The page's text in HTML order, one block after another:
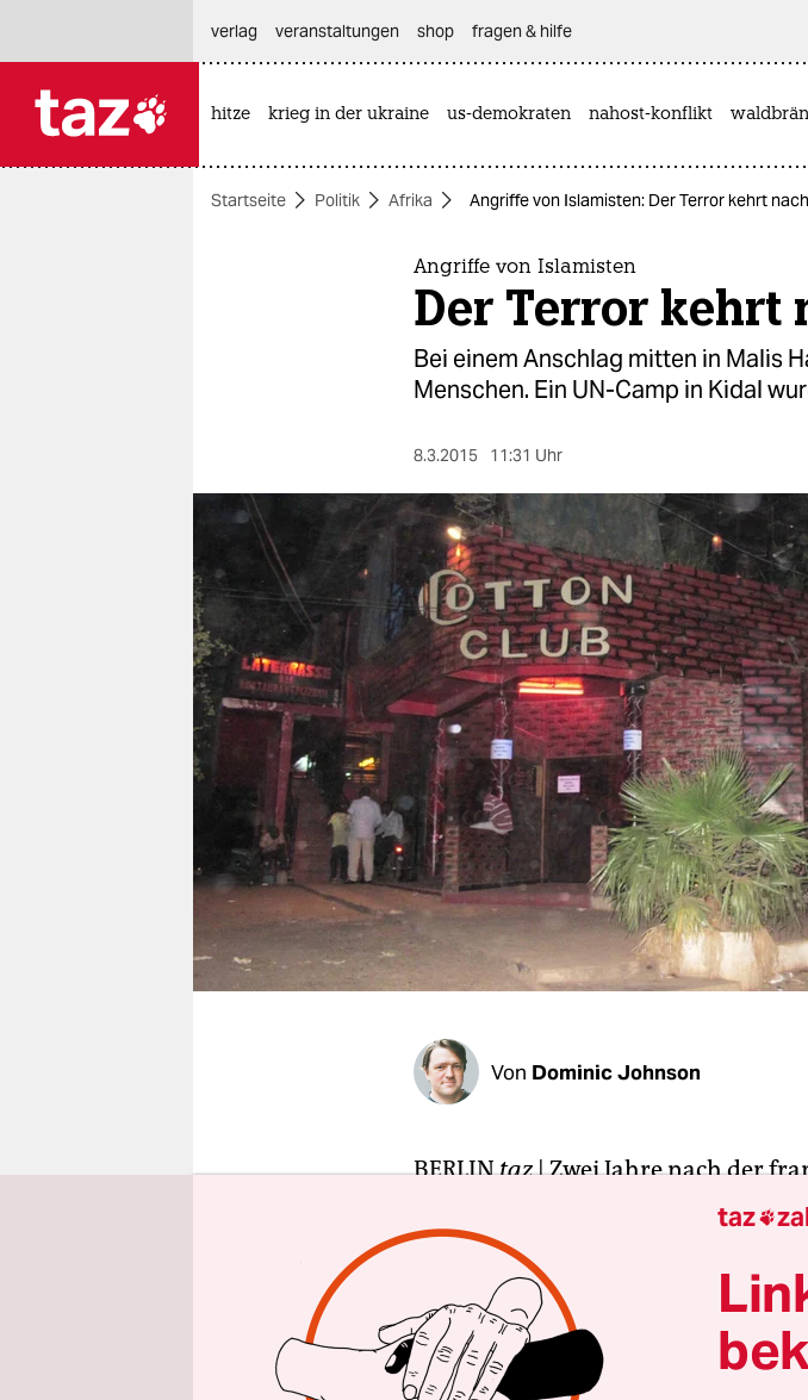
themen
berlin
nord
wahrheit
verlag
verlag
veranstaltungen
fragen & hilfe
unterstützen
verlag
veranstaltungen shop fragen & hilfe
hitze krieg in der ukraine us-demokraten nahost-konflikt
Startseite Politik Afrika Angriffe von Islamisten: Der Terror kehrt
Angriffe von Islamisten
Der Terror kehrt
Bei einem Anschlag mitten in Malis
Menschen. Ein UN-Camp in Kidal
8.3.2015 11:31 Uhr
Von Dominic Johnson
BERLINtaz| Zwei Jahre nach der
gegen radikale Islamisten in Mali
ihren bisher schwersten
starben und rund zehn wurden
in der Nacht zum Samstag in die
Terrasse“ in der malischen
Feuer eröffnete.
taz 